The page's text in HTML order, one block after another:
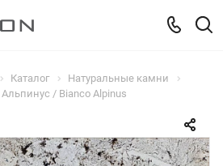
Каталог
Натуральные камни
/ Bianco Alpinus